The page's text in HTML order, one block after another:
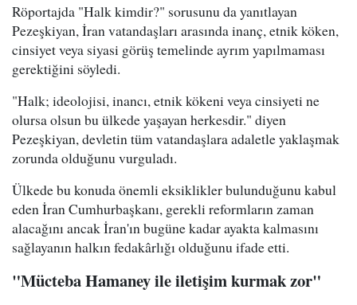
Röportajda "Halk kimdir?" sorusunu da yanıtlayan
Pezeşkiyan, İran vatandaşları arasında inanç, etnik köken,
cinsiyet veya siyasi görüş temelinde ayrım yapılmaması
gerektiğini söyledi.
"Halk; ideolojisi, inancı, etnik kökeni veya cinsiyeti ne
olursa olsun bu ülkede yaşayan herkesdir." diyen
Pezeşkiyan, devletin tüm vatandaşlara adaletle yaklaşmak
zorunda olduğunu vurguladı.
Ülkede bu konuda önemli eksiklikler bulunduğunu kabul
eden İran Cumhurbaşkanı, gerekli reformların zaman
alacağını ancak İran'ın bugüne kadar ayakta kalmasını
sağlayanın halkın fedakârlığı olduğunu ifade etti.
"Mücteba Hamaney ile iletişim kurmak zor"